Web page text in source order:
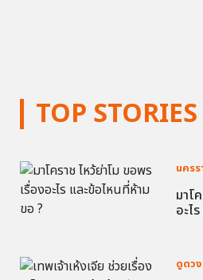
TOP STORIES
นครร
มาโ
อะไ
ดูดวง